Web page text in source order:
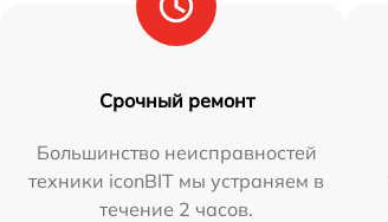
Срочный ремонт
Большинство неисправностей
техники iconBIT мы устраняем в
течение 2 часов.